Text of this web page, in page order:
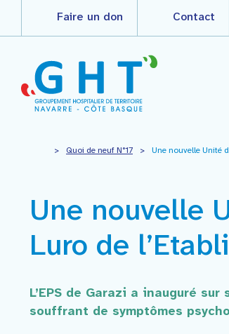
Faire un don Contact
Les
Le Centre
L’EHPAD
Espace
“Quoi de
icance –
Le groupement hospitalier
Vous êtes professionnels
> Quoi de neuf N°17 > Une nouvelle Unité
Une nouvelle
Luro de
L’EPS de Garazi a inauguré
souffrant de symptômes